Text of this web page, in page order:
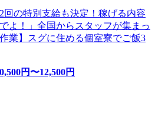
の特別支給も決定！稼げる内容
よ！」全国からスタッフが集まっ
業】スグに住める個室寮でご飯3
円〜12,500円